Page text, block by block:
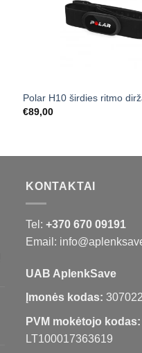
Polar H10 širdies ritmo
€89,00
KONTAKTAI
Tel: +370 670 09191
Email:
UAB AplenkSave
Įmonės kodas:
PVM mokėtojo kodas:
LT100017363619